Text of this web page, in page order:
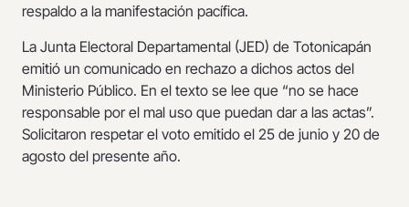
respaldo a la manifestación pacífica.
La Junta Electoral Departamental (JED) de Totonicapán
emitió un comunicado en rechazo a dichos actos del
Ministerio Público. En el texto se lee que “no se hace
responsable por el mal uso que puedan dar a las actas”.
Solicitaron respetar el voto emitido el 25 de junio y 20 de
agosto del presente año.